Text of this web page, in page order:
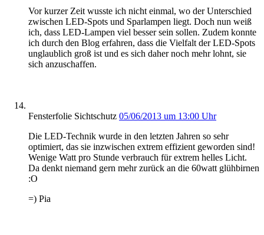
Vor kurzer Zeit wusste ich nicht einmal, wo der Unterschied
zwischen LED-Spots und Sparlampen liegt. Doch nun weiß
ich, dass LED-Lampen viel besser sein sollen. Zudem konnte
ich durch den Blog erfahren, dass die Vielfalt der LED-Spots
unglaublich groß ist und es sich daher noch mehr lohnt, sie
sich anzuschaffen.
Fensterfolie Sichtschutz 05/06/2013 um 13:00 Uhr
Die LED-Technik wurde in den letzten Jahren so sehr
optimiert, das sie inzwischen extrem effizient geworden sind!
Wenige Watt pro Stunde verbrauch für extrem helles Licht.
Da denkt niemand gern mehr zurück an die 60watt glühbirnen
:O
=) Pia